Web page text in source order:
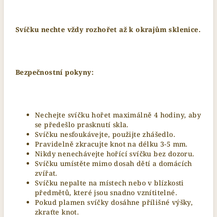
Svíčku nechte vždy rozhořet až k okrajům sklenice.
Bezpečnostní pokyny:
Nechejte svíčku hořet maximálně 4 hodiny, aby
se předešlo prasknutí skla.
Svíčku nesfoukávejte, použijte zhášedlo.
Pravidelně zkracujte knot na délku 3-5 mm.
Nikdy nenechávejte hořící svíčku bez dozoru.
Svíčku umístěte mimo dosah dětí a domácích
zvířat.
Svíčku nepalte na místech nebo v blízkosti
předmětů, které jsou snadno vznítitelné.
Pokud plamen svíčky dosáhne přílišné výšky,
zkraťte knot.